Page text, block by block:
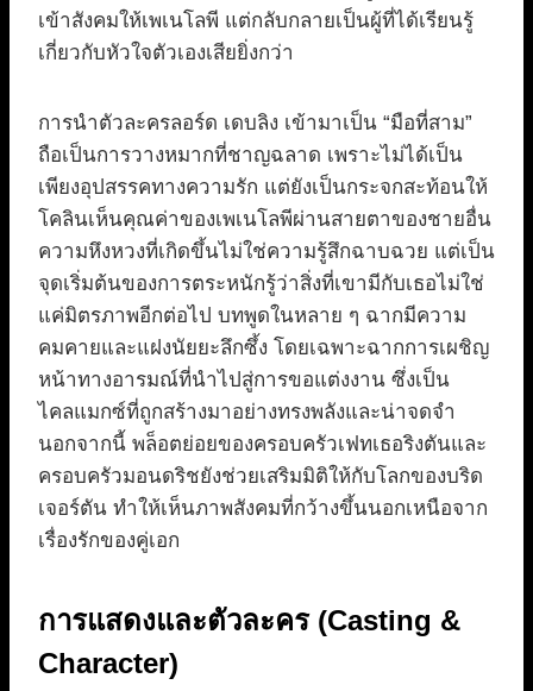
เข้าสังคมให้เพเนโลพี แต่กลับกลายเป็นผู้ที่ได้เรียนรู้
เกี่ยวกับหัวใจตัวเองเสียยิ่งกว่า
การนำตัวละครลอร์ด เดบลิง เข้ามาเป็น “มือที่สาม”
ถือเป็นการวางหมากที่ชาญฉลาด เพราะไม่ได้เป็น
เพียงอุปสรรคทางความรัก แต่ยังเป็นกระจกสะท้อนให้
โคลินเห็นคุณค่าของเพเนโลพีผ่านสายตาของชายอื่น
ความหึงหวงที่เกิดขึ้นไม่ใช่ความรู้สึกฉาบฉวย แต่เป็น
จุดเริ่มต้นของการตระหนักรู้ว่าสิ่งที่เขามีกับเธอไม่ใช่
แค่มิตรภาพอีกต่อไป บทพูดในหลาย ๆ ฉากมีความ
คมคายและแฝงนัยยะลึกซึ้ง โดยเฉพาะฉากการเผชิญ
หน้าทางอารมณ์ที่นำไปสู่การขอแต่งงาน ซึ่งเป็น
ไคลแมกซ์ที่ถูกสร้างมาอย่างทรงพลังและน่าจดจำ
นอกจากนี้ พล็อตย่อยของครอบครัวเฟทเธอริงตันและ
ครอบครัวมอนดริชยังช่วยเสริมมิติให้กับโลกของบริด
เจอร์ตัน ทำให้เห็นภาพสังคมที่กว้างขึ้นนอกเหนือจาก
เรื่องรักของคู่เอก
การแสดงและตัวละคร (Casting &
Character)